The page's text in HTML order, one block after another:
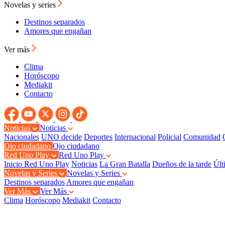
Novelas y series
Destinos separados
Amores que engañan
Ver más
Clima
Horóscopo
Mediakit
Contacto
Noticias
Noticias
Nacionales UNO decide Deportes Internacional Policial Comunidad
Ojo ciudadano Ojo ciudadano
Red Uno Play
Red Uno Play
Inicio Red Uno Play Noticias La Gran Batalla Dueños de la tarde
Novelas y Series
Novelas y Series
Destinos separados Amores que engañan
Ver Más
Ver Más
Clima Horóscopo Mediakit Contacto